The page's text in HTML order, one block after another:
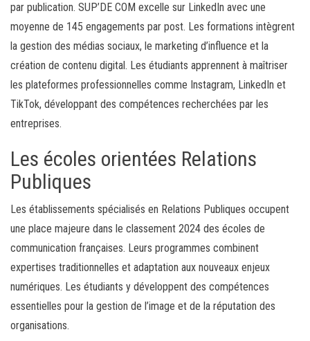
par publication. SUP’DE COM excelle sur LinkedIn avec une
moyenne de 145 engagements par post. Les formations intègrent
la gestion des médias sociaux, le marketing d’influence et la
création de contenu digital. Les étudiants apprennent à maîtriser
les plateformes professionnelles comme Instagram, LinkedIn et
TikTok, développant des compétences recherchées par les
entreprises.
Les écoles orientées Relations
Publiques
Les établissements spécialisés en Relations Publiques occupent
une place majeure dans le classement 2024 des écoles de
communication françaises. Leurs programmes combinent
expertises traditionnelles et adaptation aux nouveaux enjeux
numériques. Les étudiants y développent des compétences
essentielles pour la gestion de l’image et de la réputation des
organisations.